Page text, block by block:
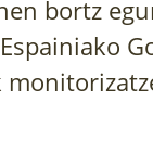
bortz